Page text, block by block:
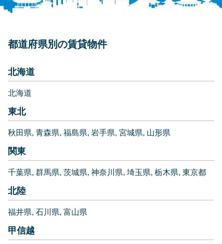
都道府県別の賃貸物件
北海道
北海道
東北
秋田県 青森県 福島県 岩手県 宮城県 山形県
関東
千葉県 群馬県 茨城県 神奈川県 埼玉県 栃木県 東京都
北陸
福井県 石川県 富山県
甲信越